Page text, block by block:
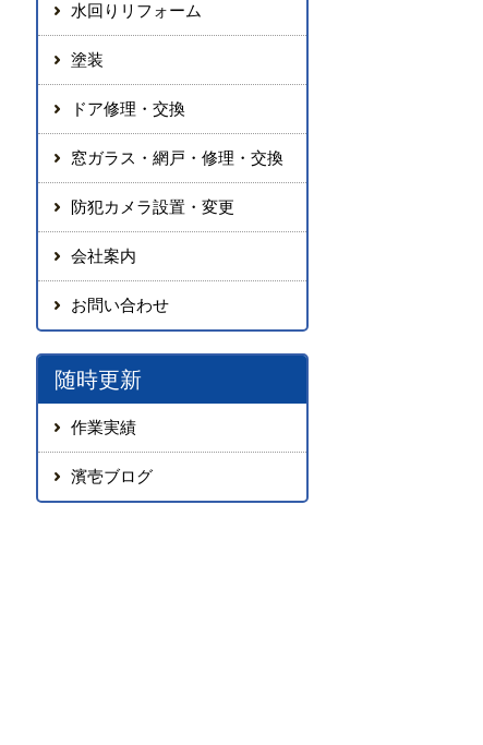
水回りリフォーム
塗装
ドア修理・交換
窓ガラス・網戸・修理・交換
防犯カメラ設置・変更
会社案内
お問い合わせ
随時更新
作業実績
濱壱ブログ